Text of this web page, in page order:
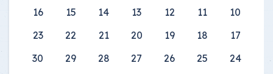
10
11
12
13
14
15
16
17
18
19
20
21
22
23
24
25
26
27
28
29
30